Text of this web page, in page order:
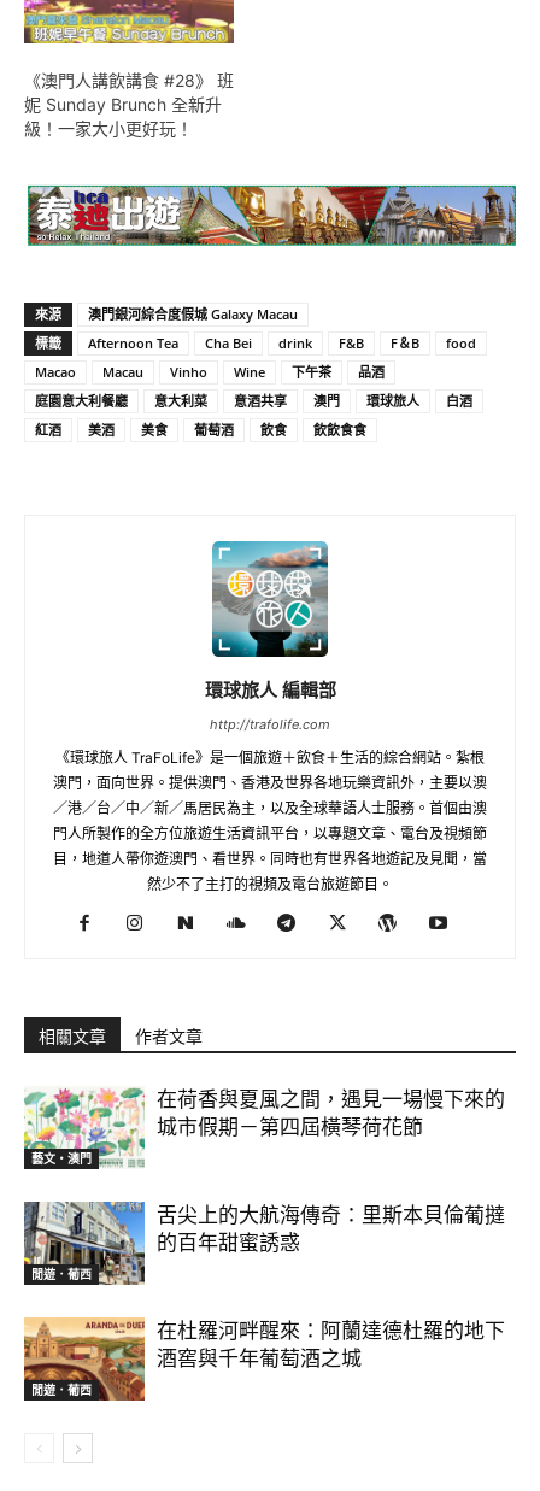
《澳門人講飲講食 #28》 班
妮 Sunday Brunch 全新升
級！一家大小更好玩！
來源
澳門銀河綜合度假城 Galaxy Macau
標籤
Afternoon Tea Cha Bei drink F&B F＆B
food
Macao
Macau Vinho Wine 下午茶
品酒
庭園意大利餐廳
意大利菜 意酒共享 澳門 環球旅人
白酒
紅酒
美酒 美食 葡萄酒 飲食 飲飲食食
環球旅人 編輯部
http://trafolife.com
《環球旅人 TraFoLife》是一個旅遊＋飲食＋生活的綜合網站。紮根
澳門，面向世界。提供澳門、香港及世界各地玩樂資訊外，主要以澳
／港／台／中／新／馬居民為主，以及全球華語人士服務。首個由澳
門人所製作的全方位旅遊生活資訊平台，以專題文章、電台及視頻節
目，地道人帶你遊澳門、看世界。同時也有世界各地遊記及見聞，當
然少不了主打的視頻及電台旅遊節目。
相關文章 作者文章
藝文‧澳門
在荷香與夏風之間，遇見一場慢下來的
城市假期－第四屆橫琴荷花節
閒遊．葡西
舌尖上的大航海傳奇：里斯本貝倫葡撻
的百年甜蜜誘惑
閒遊．葡西
在杜羅河畔醒來：阿蘭達德杜羅的地下
酒窖與千年葡萄酒之城